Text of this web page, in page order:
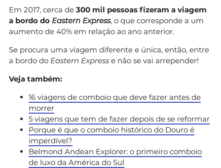
Em 2017, cerca de 300 mil pessoas fizeram a viagem
a bordo do Eastern Express, o que corresponde a um
aumento de 40% em relação ao ano anterior.
Se procura uma viagem diferente e única, então, entre
a bordo do Eastern Express e não se vai arrepender!
Veja também:
16 viagens de comboio que deve fazer antes de
morrer
5 viagens que tem de fazer depois de se reformar
Porque é que o comboio histórico do Douro é
imperdível?
Belmond Andean Explorer: o primeiro comboio
de luxo da América do Sul